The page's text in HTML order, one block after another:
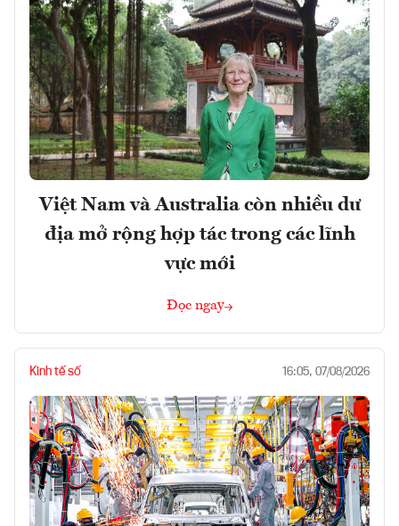
Việt Nam và Australia còn nhiều dư
địa mở rộng hợp tác trong các lĩnh
vực mới
Đọc ngay
Kinh tế số 16:05, 07/08/2026